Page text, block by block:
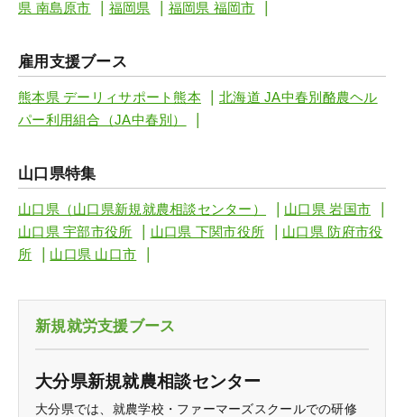
県 南島原市
| 福岡県 | 福岡県 福岡市 |
雇用支援ブース
熊本県 デーリィサポート熊本 | 北海道 JA中春別酪農ヘル
パー利用組合（JA中春別）
|
山口県特集
山口県（山口県新規就農相談センター） | 山口県 岩国市 |
山口県 宇部市役所 | 山口県 下関市役所 | 山口県 防府市役
所
| 山口県 山口市 |
新規就労支援ブース
大分県新規就農相談センター
大分県では、就農学校・ファーマーズスクールでの研修